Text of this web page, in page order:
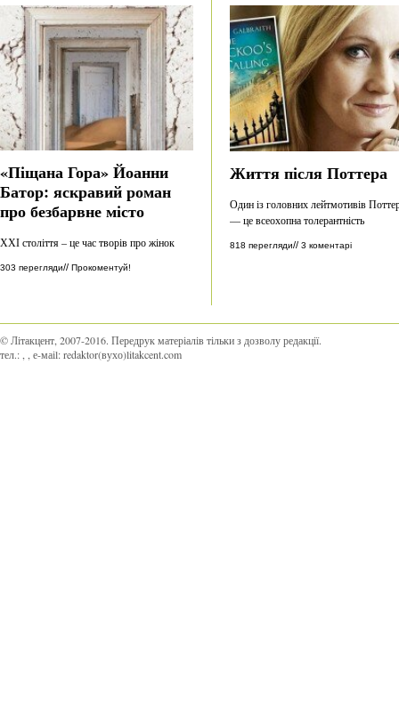
«Піщана Гора» Йоанни
Батор: яскравий роман
про безбарвне місто
ХХІ століття – це час творів про жінок
303 перегляди// Прокоментуй!
Життя після Поттера
Один із головних лейтмотивів
— це всеохопна толерантність
818 перегляди// 3 коментарі
© Літакцент, 2007-2016. Передрук матеріалів тільки з дозволу редакції.
тел.:
, е-маіl:redaktor(вухо)litakcent.com